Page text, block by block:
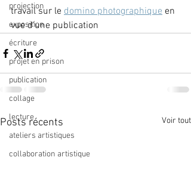
projection
exposition
écriture
projet en prison
publication
collage
lecture
ateliers artistiques
collaboration artistique
travail sur le domino photographique en
vue d'une publication
Posts récents Voir tout